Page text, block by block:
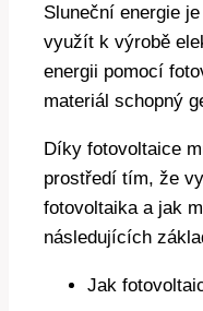
Sluneční energie
využít k výrobě
energii pomocí
materiál schopný
Díky fotovoltaice
prostředí tím, že
fotovoltaika a jak
následujících
Jak